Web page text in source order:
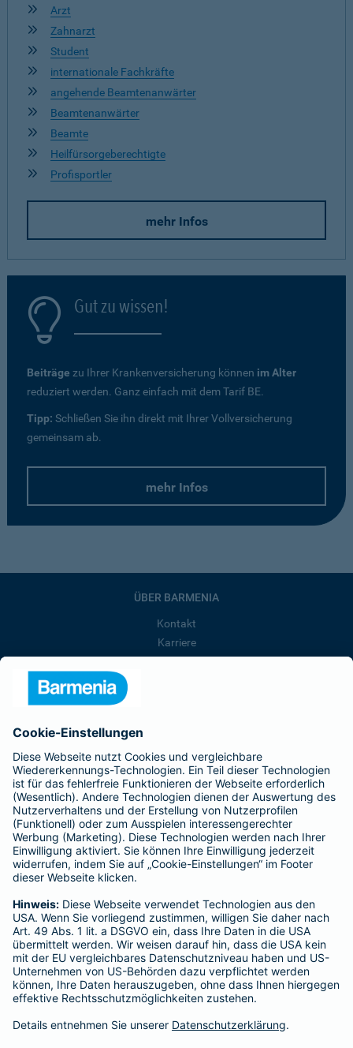
Arzt
Zahnarzt
Student
internationale Fachkräfte
angehende Beamtenanwärter
Beamtenanwärter
Beamte
Heilfürsorgeberechtigte
Profisportler
mehr Infos
Gut zu wissen!
Beiträge zu Ihrer Krankenversicherung können im Alter
reduziert werden. Ganz einfach mit dem Tarif BE.
Tipp: Schließen Sie ihn direkt mit Ihrer Vollversicherung
gemeinsam ab.
mehr Infos
ÜBER BARMENIA
Kontakt
Karriere
Barmenia ist Teil der BarmeniaGothaer
BELIEBTE SEITEN
Kranken-Zusatzversicherung
Tierversicherungen
Haftpflichtversicherung
Hausratversicherung
Adresse ändern
Schaden melden
Kilometerstandsmeldung
Serviceübersicht